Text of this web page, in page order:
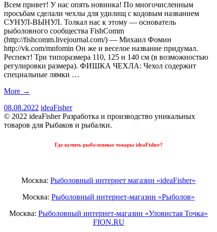
Всем привет! У нас опять новинка! По многочисленным
просьбам сделали чехлы для удилищ с кодовым названием
СУНУЛ-ВЫНУЛ. Толкал нас к этому — основатель
рыболовного сообщества FishComm
(http://fishcomm.livejournal.com/) — Михаил Фомин
http://vk.com/mnfomin Он же и веселое название придумал.
Респект! Три типоразмера 110, 125 и 140 см (в возможностью
регулировки размера). ФИШКА ЧЕХЛА: Чехол содержит
специальные лямки …
More →
08.08.2022 ideaFisher
© 2022 ideaFisher Разработка и производство уникальных
товаров для Рыбаков и рыбалки.
Где купить рыболовные товары ideaFisher?
Москва: Рыболовный интернет магазин «ideaFisher»
Москва: Рыболовный интернет-магазин «Рыболов»
Москва: Рыболовный интернет-магазин «Уловистая Точка»
FION.RU